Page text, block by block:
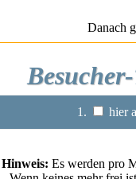
Danach
1. hier
Hinweis: Es werden pro